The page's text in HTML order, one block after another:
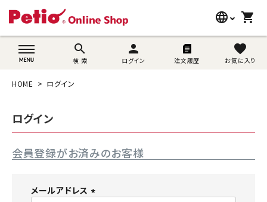
language
wovn-lang-name
shopping_cart
search
検 索
person
ログイン 注文履歴
favorite
お気に入り
search
うさぎ用品
ブランド別に探す
目的別に探す
HOME ログイン
ログイン
会員登録がお済みのお客様
メールアドレス